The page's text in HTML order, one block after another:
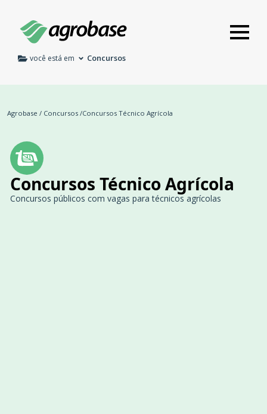
você está em Concursos
Agrobase / Concursos /Concursos Técnico Agrícola
Concursos Técnico Agrícola
Concursos públicos com vagas para técnicos agrícolas